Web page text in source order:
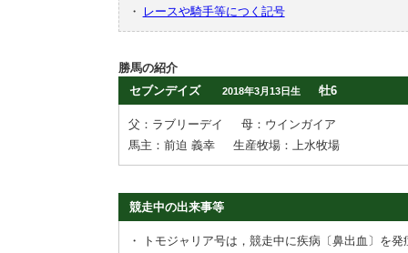
・
レースや騎手等につく記号
勝馬の紹介
セブンデイズ
2018年3月13日生 牡6
父：ラブリーデイ
母：ウインガイア
馬主：前迫 義幸
生産牧場：上水牧場
競走中の出来事等
・
トモジャリア号は，競走中に疾病〔鼻出血〕を発